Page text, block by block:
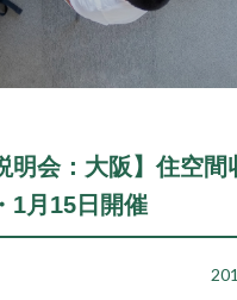
明会：大阪】住空
1月15日開催